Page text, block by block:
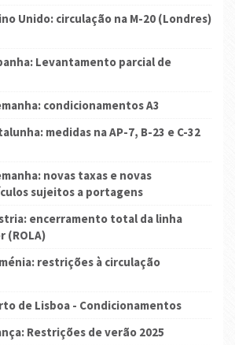
Unido: circulação na M-20 (Londres)
Levantamento parcial de
condicionamentos A3
medidas na AP-7, B-23 e C-32
novas taxas e novas
sujeitos a portagens
encerramento total da linha
(ROLA)
restrições à circulação
de Lisboa - Condicionamentos
Restrições de verão 2025